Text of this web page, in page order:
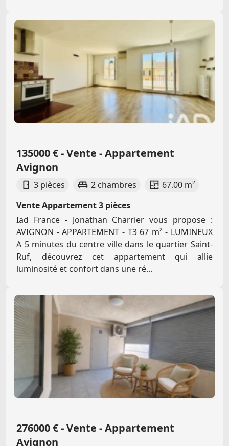
135000 € - Vente - Appartement
Avignon
3 pièces 2 chambres
67.00 m²
Vente Appartement 3 pièces
Iad France - Jonathan Charrier vous propose :
AVIGNON - APPARTEMENT - T3 67 m² - LUMINEUX
A 5 minutes du centre ville dans le quartier Saint-
Ruf, découvrez cet appartement qui allie
luminosité et confort dans une ré...
276000 € - Vente - Appartement
Avignon